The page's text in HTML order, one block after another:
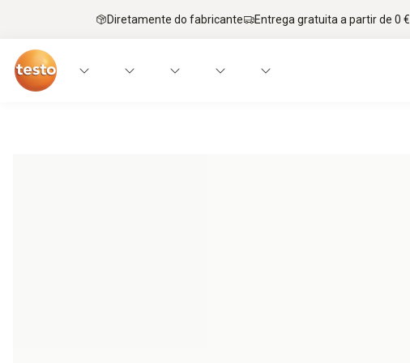
Diretamente do fabricante Entrega gratuita a partir de 0 €